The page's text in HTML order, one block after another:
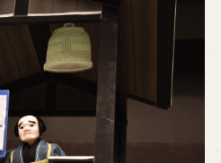
史
淡路人形の広がり
能